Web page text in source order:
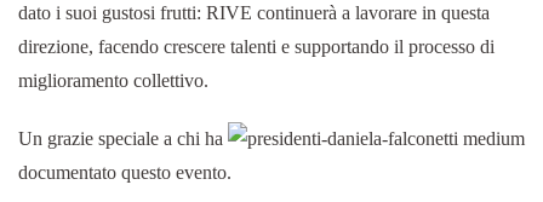
dato i suoi gustosi frutti: RIVE continuerà a lavorare in questa
direzione, facendo crescere talenti e supportando il processo di
miglioramento collettivo.
Un grazie speciale a chi ha
documentato questo evento.